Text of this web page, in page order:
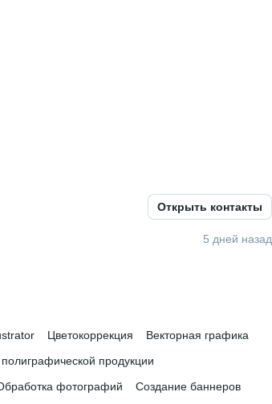
Открыть контакты
5 дней назад
Цветокоррекция
Векторная графика
полиграфической продукции
фотографий
Создание баннеров